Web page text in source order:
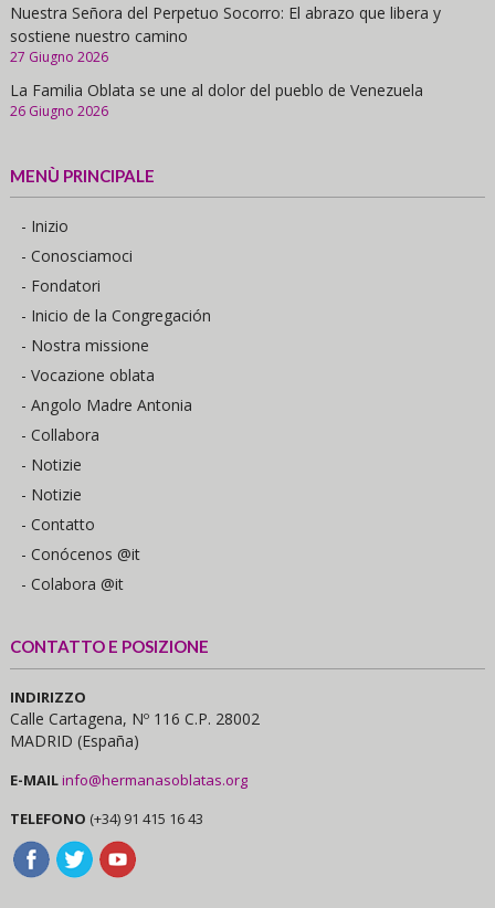
Nuestra Señora del Perpetuo Socorro: El abrazo que libera y
sostiene nuestro camino
27 Giugno 2026
La Familia Oblata se une al dolor del pueblo de Venezuela
26 Giugno 2026
MENÙ PRINCIPALE
- Inizio
- Conosciamoci
- Fondatori
- Inicio de la Congregación
- Nostra missione
- Vocazione oblata
- Angolo Madre Antonia
- Collabora
- Notizie
- Notizie
- Contatto
- Conócenos @it
- Colabora @it
CONTATTO E POSIZIONE
INDIRIZZO
Calle Cartagena, Nº 116 C.P. 28002
MADRID (España)
E-MAILinfo@hermanasoblatas.org
TELEFONO (+34) 91 415 16 43